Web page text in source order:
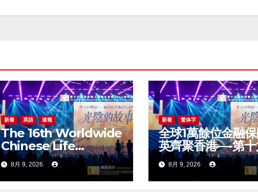
新着 英語 速報
The 16th Worldwide
Chinese Life
Insurance Congress
& 2026
International
8月 9, 2026
新着 繁体字
全球1萬餘位金融
英齊聚香港—-第十
世界華人保險大會
2026國際龍獎IDA
盛大舉辦
8月 9, 2026